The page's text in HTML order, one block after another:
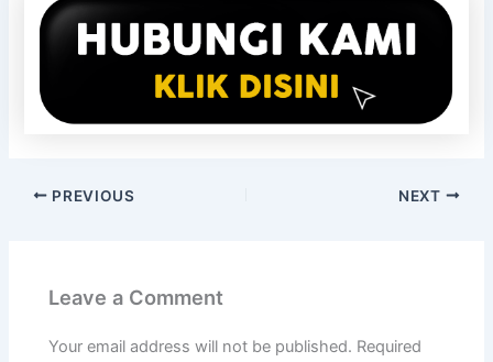
PREVIOUS NEXT
Leave a Comment
Your email address will not be published. Required